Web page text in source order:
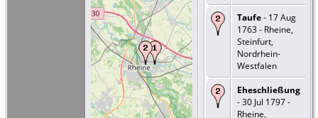
Taufe- 17 Aug
1763 - Rheine,
Steinfurt,
Nordrhein-
Westfalen
Eheschließung
- 30 Jul 1797 -
Rheine,